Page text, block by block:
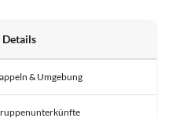
Details
& Umgebung